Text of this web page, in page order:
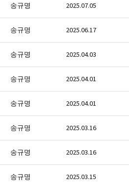
송규명 2025.07.05
송규명 2025.06.17
송규명 2025.04.03
송규명 2025.04.01
송규명 2025.04.01
송규명 2025.03.16
송규명 2025.03.16
송규명 2025.03.15